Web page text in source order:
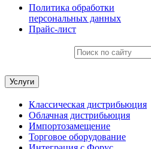
Политика обработки
персональных данных
Прайс-лист
Услуги
Классическая дистрибьюция
Облачная дистрибьюция
Импортозамещение
Торговое оборудование